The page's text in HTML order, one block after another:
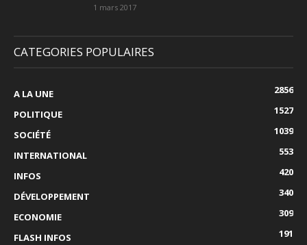
1 mars 2017
CATEGORIES POPULAIRES
A LA UNE
2856
POLITIQUE
1527
SOCIÉTÉ
1039
INTERNATIONAL
553
INFOS
420
DÉVELOPPEMENT
340
ECONOMIE
309
FLASH INFOS
191